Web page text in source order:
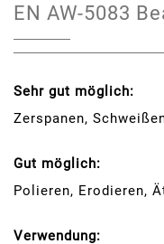
EN AW-5083
Sehr gut möglich:
Zerspanen,
Gut möglich:
Polieren, Erodieren,
Verwendung: